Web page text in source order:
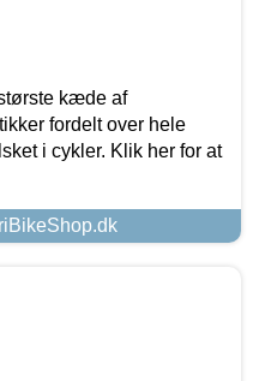
kæde af
fordelt over hele
i cykler. Klik her for at